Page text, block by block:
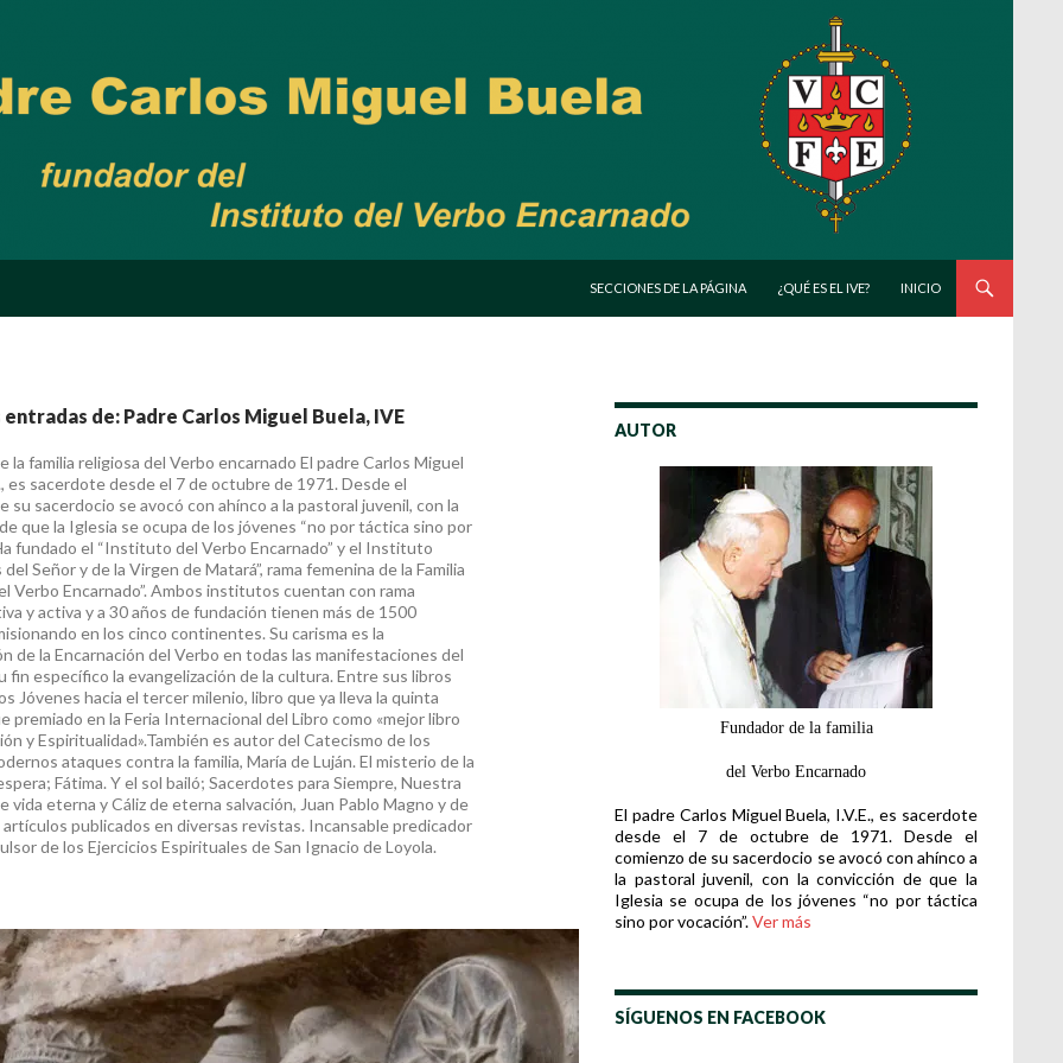
SECCIONES DE LA PÁGINA
¿QUÉ ES EL IVE? INICIO
entradas de: Padre Carlos Miguel Buela, IVE
la familia religiosa del Verbo encarnado El padre Carlos Miguel
es sacerdote desde el 7 de octubre de 1971. Desde el
su sacerdocio se avocó con ahínco a la pastoral juvenil, con la
que la Iglesia se ocupa de los jóvenes “no por táctica sino por
fundado el “Instituto del Verbo Encarnado” y el Instituto
del Señor y de la Virgen de Matará”, rama femenina de la Familia
Verbo Encarnado”. Ambos institutos cuentan con rama
y activa y a 30 años de fundación tienen más de 1500
en los cinco continentes. Su carisma es la
de la Encarnación del Verbo en todas las manifestaciones del
fin específico la evangelización de la cultura. Entre sus libros
Jóvenes hacia el tercer milenio, libro que ya lleva la quinta
premiado en la Feria Internacional del Libro como «mejor libro
y Espiritualidad».También es autor del Catecismo de los
ataques contra la familia, María de Luján. El misterio de la
Fátima. Y el sol bailó; Sacerdotes para Siempre, Nuestra
vida eterna y Cáliz de eterna salvación, Juan Pablo Magno y de
publicados en diversas revistas. Incansable predicador
de los Ejercicios Espirituales de San Ignacio de Loyola.
AUTOR
Fundador de la familia
del Verbo Encarnado
El padre Carlos Miguel Buela, I.V.E., es sacerdote
desde el 7 de octubre de 1971. Desde el
comienzo de su sacerdocio se avocó con ahínco a
la pastoral juvenil, con la convicción de que la
Iglesia se ocupa de los jóvenes “no por táctica
sino por vocación”.Ver más
SÍGUENOS EN FACEBOOK